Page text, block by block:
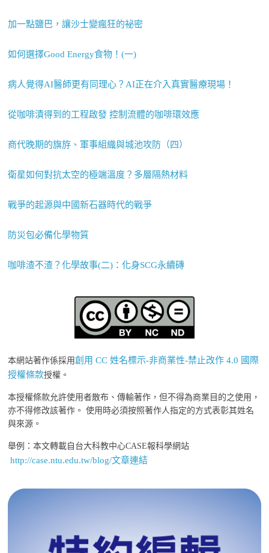
加一點鹽巴，讓沙士變瘋狂的祕密
如何選擇Good Energy食物！(一)
病人覺得AI醫師更有同理心？AI正在介入真實醫療現場！
從咖啡漬得到的工程啟發 控制流體的咖啡環效應
商代晚期的旗斿、軍事組織與城池攻防（四）
衛星如何對抗太空的極端溫度？多層隔熱材料
戰爭的起源與中國新石器時代的戰爭
防災包必備化學物質
咖啡渣不渣？化學故事(二)：化身SCG永續磚
本網站著作係採用創用 CC 姓名標示-非商業性-禁止改作 4.0 國際
授權條款授權。
本授權條款允許使用者散布、傳輸著作，但不得為商業目的之使用，
亦不得修改該著作。 使用時必須按照著作人指定的方式表彰其姓名
與來源。
舉例：本文轉載自台大科教中心CASE報科學網站
http://case.ntu.edu.tw/blog/文章連結